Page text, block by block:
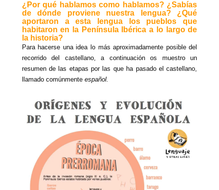
¿Por qué hablamos como hablamos? ¿Sabías
de dónde proviene nuestra lengua? ¿Qué
aportaron a esta lengua los pueblos que
habitaron en la Península Ibérica a lo largo de
la historia?
Para hacerse una idea lo más aproximadamente posible del
recorrido del castellano, a continuación os muestro un
resumen de las etapas por las que ha pasado el castellano,
llamado comúnmente español.